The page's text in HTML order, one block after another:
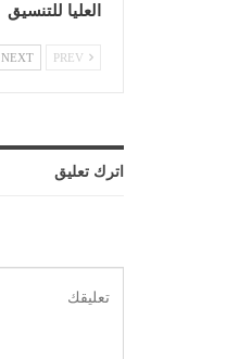
العليا للتنسيق
NEXT
اترك تعليق